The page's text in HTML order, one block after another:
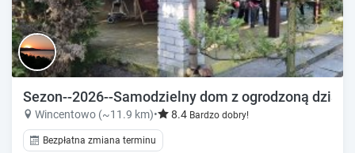
Sezon--2026--Samodzielny dom z ogrodzoną
Wincentowo (~11.9 km)• 8.4 Bardzo dobry!
Bezpłatna zmiana terminu